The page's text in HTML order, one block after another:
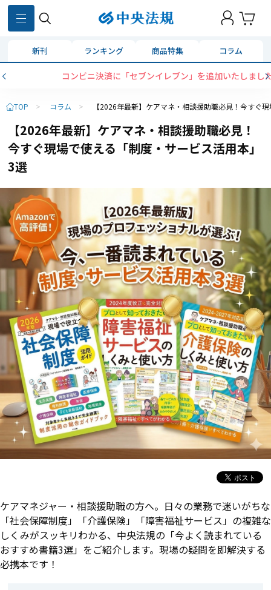
新刊 ランキング 商品特集 コラム
コンビニ決済に「セブンイレブン」を追加いたしました
TOP > コラム > 【2026年最新】ケアマネ・相談援助職必見！今すぐ
【2026年最新】ケアマネ・相談援助職必見！
今すぐ現場で使える「制度・サービス活用本」
3選
ケアマネジャー・相談援助職の方へ。日々の業務で迷いがちな
「社会保障制度」「介護保険」「障害福祉サービス」の複雑な
しくみがスッキリわかる、中央法規の「今よく読まれている
おすすめ書籍3選」をご紹介します。現場の疑問を即解決する
必携本です！